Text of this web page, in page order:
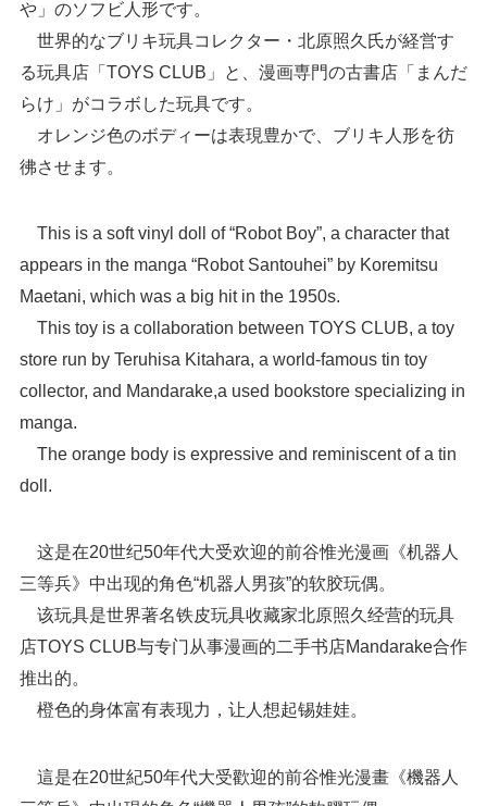
や」のソフビ人形です。
世界的なブリキ玩具コレクター・北原照久氏が経営す
る玩具店「TOYS CLUB」と、漫画専門の古書店「まんだ
らけ」がコラボした玩具です。
オレンジ色のボディーは表現豊かで、ブリキ人形を彷
彿させます。
This is a soft vinyl doll of “Robot Boy”, a character that
appears in the manga “Robot Santouhei” by Koremitsu
Maetani, which was a big hit in the 1950s.
This toy is a collaboration between TOYS CLUB, a toy
store run by Teruhisa Kitahara, a world-famous tin toy
collector, and Mandarake,a used bookstore specializing in
manga.
The orange body is expressive and reminiscent of a tin
doll.
这是在20世纪50年代大受欢迎的前谷惟光漫画《机器人
三等兵》中出现的角色“机器人男孩”的软胶玩偶。
该玩具是世界著名铁皮玩具收藏家北原照久经营的玩具
店TOYS CLUB与专门从事漫画的二手书店Mandarake合作
推出的。
橙色的身体富有表现力，让人想起锡娃娃。
這是在20世紀50年代大受歡迎的前谷惟光漫畫《機器人